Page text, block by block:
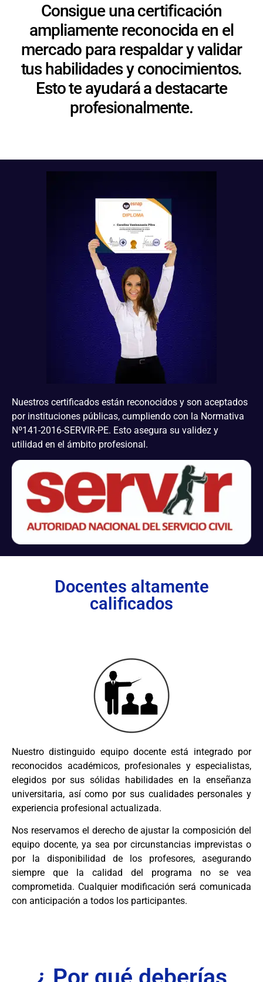
Consigue una certificación
ampliamente reconocida en el
mercado para respaldar y validar
tus habilidades y conocimientos.
Esto te ayudará a destacarte
profesionalmente.
Nuestros certificados están reconocidos y son aceptados
por instituciones públicas, cumpliendo con la Normativa
Nº141-2016-SERVIR-PE. Esto asegura su validez y
utilidad en el ámbito profesional.
Docentes altamente
calificados
Nuestro distinguido equipo docente está integrado por
reconocidos académicos, profesionales y especialistas,
elegidos por sus sólidas habilidades en la enseñanza
universitaria, así como por sus cualidades personales y
experiencia profesional actualizada.
Nos reservamos el derecho de ajustar la composición del
equipo docente, ya sea por circunstancias imprevistas o
por la disponibilidad de los profesores, asegurando
siempre que la calidad del programa no se vea
comprometida. Cualquier modificación será comunicada
con anticipación a todos los participantes.